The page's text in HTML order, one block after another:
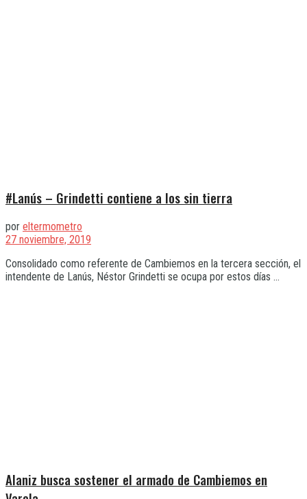
#Lanús – Grindetti contiene a los sin tierra
por eltermometro
27 noviembre, 2019
Consolidado como referente de Cambiemos en la tercera sección, el
intendente de Lanús, Néstor Grindetti se ocupa por estos días ...
Alaniz busca sostener el armado de Cambiemos en